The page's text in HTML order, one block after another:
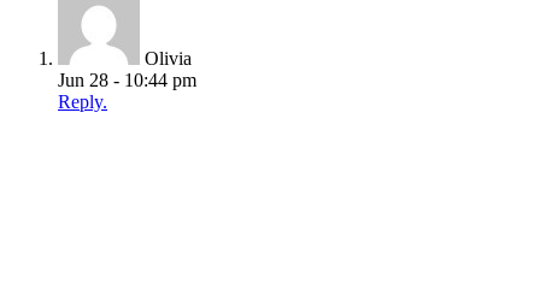
Olivia
Jun 28 - 10:44 pm
Reply.